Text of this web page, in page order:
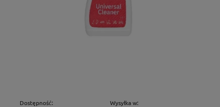
Dostępność:
Wysyłka w: